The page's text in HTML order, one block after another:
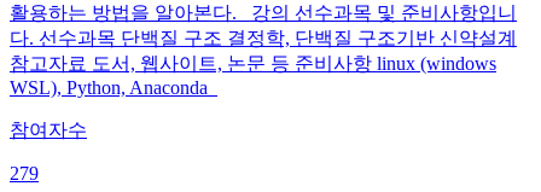
활용하는 방법을 알아본다. 강의 선수과목 및 준비사항입니
다. 선수과목 단백질 구조 결정학, 단백질 구조기반 신약설계
참고자료 도서, 웹사이트, 논문 등 준비사항 linux (windows
WSL), Python, Anaconda
참여자수
279